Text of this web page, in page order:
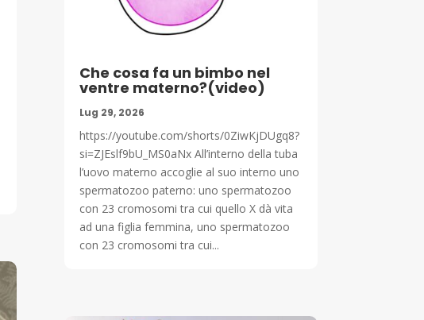
Che cosa fa un bimbo nel
ventre materno?(video)
Lug 29, 2026
https://youtube.com/shorts/0ZiwKjDUgq8?
si=ZJEslf9bU_MS0aNx All’interno della tuba
l’uovo materno accoglie al suo interno uno
spermatozoo paterno: uno spermatozoo
con 23 cromosomi tra cui quello X dà vita
ad una figlia femmina, uno spermatozoo
con 23 cromosomi tra cui...